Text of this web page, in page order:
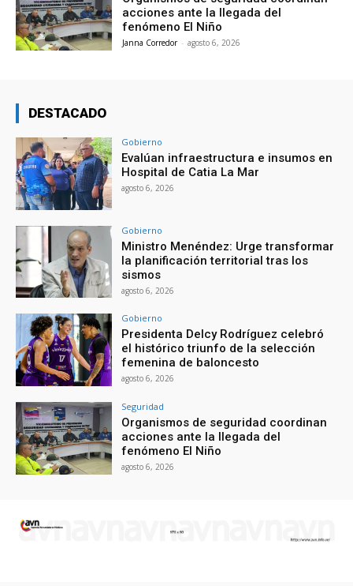
acciones ante la llegada del
fenómeno El Niño
Janna Corredor - agosto 6, 2026
DESTACADO
Gobierno
Evalúan infraestructura e insumos en
Hospital de Catia La Mar
agosto 6, 2026
Gobierno
Ministro Menéndez: Urge transformar
la planificación territorial tras los
sismos
agosto 6, 2026
Gobierno
Presidenta Delcy Rodríguez celebró
el histórico triunfo de la selección
femenina de baloncesto
agosto 6, 2026
Seguridad
Organismos de seguridad coordinan
acciones ante la llegada del
fenómeno El Niño
agosto 6, 2026